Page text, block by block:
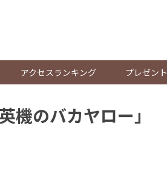
アクセスランキング プレゼント
機のバカヤロー」